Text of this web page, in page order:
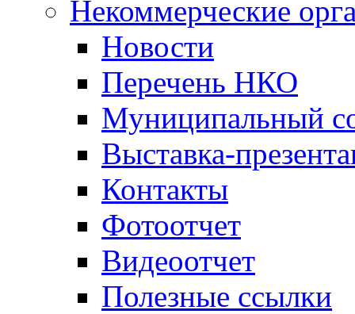
Некоммерческие
Новости
Перечень НКО
Муниципальный
Выставка-
Контакты
Фотоотчет
Видеоотчет
Полезные ссылки